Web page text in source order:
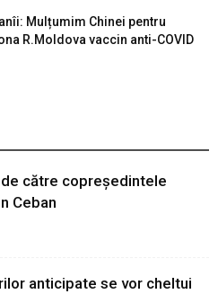
Mulțumim Chinei pentru
R.Moldova vaccin anti-COVID
către copreședintele
Ceban
anticipate se vor cheltui